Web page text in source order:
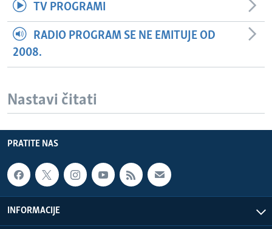
TV PROGRAMI
RADIO PROGRAM SE NE EMITUJE OD
2008.
Nastavi čitati
PRATITE NAS
INFORMACIJE